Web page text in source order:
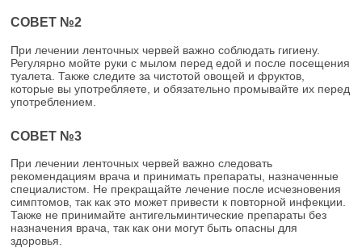
СОВЕТ №2
При лечении ленточных червей важно соблюдать гигиену.
Регулярно мойте руки с мылом перед едой и после посещения
туалета. Также следите за чистотой овощей и фруктов,
которые вы употребляете, и обязательно промывайте их перед
употреблением.
СОВЕТ №3
При лечении ленточных червей важно следовать
рекомендациям врача и принимать препараты, назначенные
специалистом. Не прекращайте лечение после исчезновения
симптомов, так как это может привести к повторной инфекции.
Также не принимайте антигельминтические препараты без
назначения врача, так как они могут быть опасны для
здоровья.